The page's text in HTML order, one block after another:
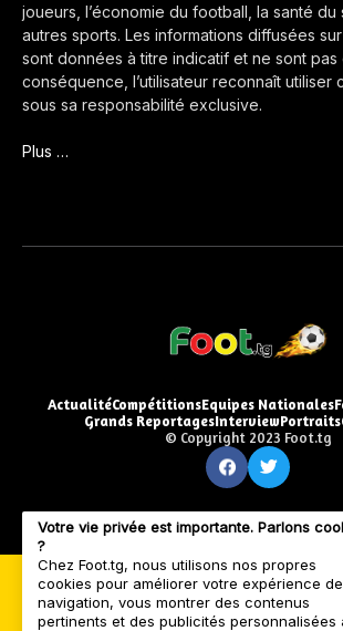
joueurs, l’économie du football, la santé du
autres sports. Les informations diffusées
sont données à titre indicatif et ne sont pas
conséquence, l’utilisateur reconnaît utiliser
sous sa responsabilité exclusive.
Plus …
ActualitéCompétitionsEquipes Nationales
Grands ReportagesInterviewPortraits
© Copyright 2023 Foot.tg
Votre vie privée est importante. Parlons
?
Chez Foot.tg, nous utilisons nos propres
cookies pour améliorer votre expérience de
navigation, vous montrer des contenus
pertinents et des publicités personnalisées